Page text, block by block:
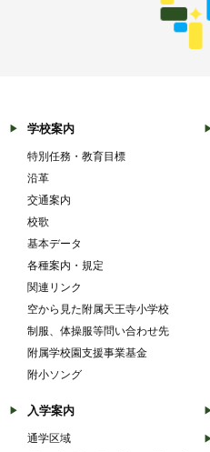
学校案内
特別任務・教育目標
沿革
交通案内
校歌
基本データ
各種案内・規定
関連リンク
空から見た附属天王寺小学校
制服、体操服等問い合わせ先
附属学校園支援事業基金
附小ソング
入学案内
通学区域